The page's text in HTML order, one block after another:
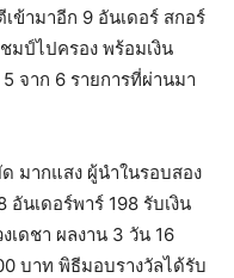
ข้ามาอีก 9 อันเดอร์ สกอร์
มป์ไปครอง พร้อมเงิน
จาก 6 รายการที่ผ่านมา
มากแสง ผู้นำในรอบสอง
อันเดอร์พาร์ 198 รับเงิน
เดชา ผลงาน 3 วัน 16
บาท พิธีมอบรางวัลได้รับ